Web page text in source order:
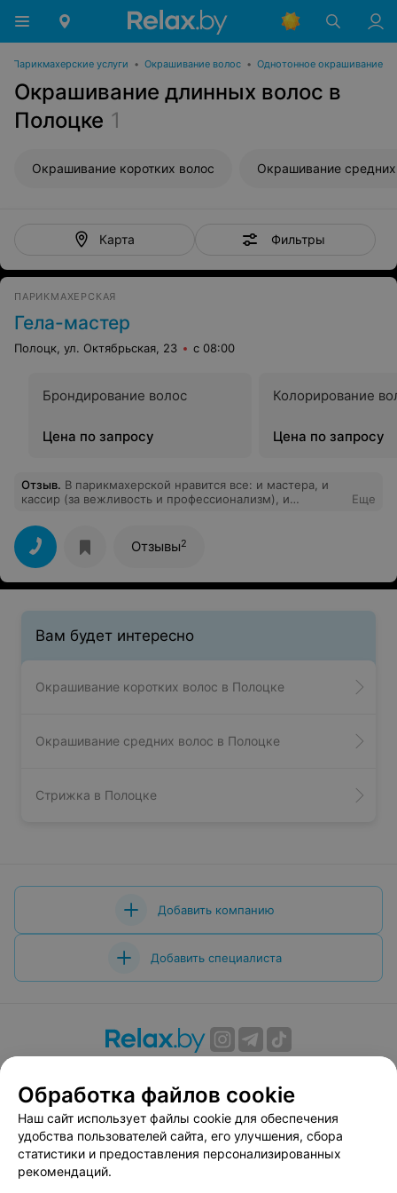
Парикмахерские услуги • Окрашивание волос • Однотонное окрашивание
Окрашивание длинных волос в
Полоцке 1
Окрашивание коротких волос Окрашивание
Карта Фильтры
ПАРИКМАХЕРСКАЯ
Гела-мастер
Полоцк, ул. Октябрьская, 23 с 08:00
Брондирование волос
Цена по запросу
Колорирование
Цена по запросу
Отзыв. В парикмахерской нравится все: и мастера, и
кассир (за вежливость и профессионализм), и
Очень часто стрижку делает Анна - качество отличное.
Спасибо всему коллективу! Рекомендую!
Еще
Отзывы2
Вам будет интересно
Окрашивание коротких волос в Полоцке
Окрашивание средних волос в Полоцке
Стрижка в Полоцке
Добавить компанию
Добавить специалиста
Вакансии
Публичный договор
Способы оплаты
Публичный договор по использованию сервиса
«Афиша»
Пользовательское соглашение
Обработка файлов cookie
Наш сайт использует файлы cookie для обеспечения
удобства пользователей сайта, его улучшения, сбора
статистики и предоставления персонализированных
рекомендаций.